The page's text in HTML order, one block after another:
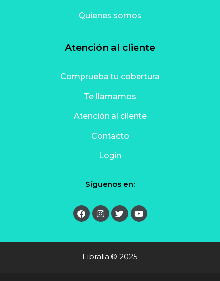
Quienes somos
Atención al cliente
Comprueba tu cobertura
Te llamamos
Atención al cliente
Contacto
Login
Síguenos en:
Fibralia © 2025